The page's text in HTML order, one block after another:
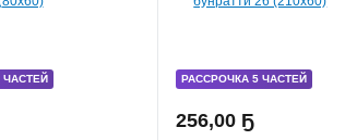
ЧАСТЕЙ РАССРОЧКА 5 ЧАСТЕЙ
256,00 Ҕ